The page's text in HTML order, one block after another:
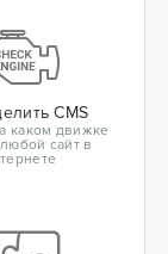
CMS
каком движке
сайт в